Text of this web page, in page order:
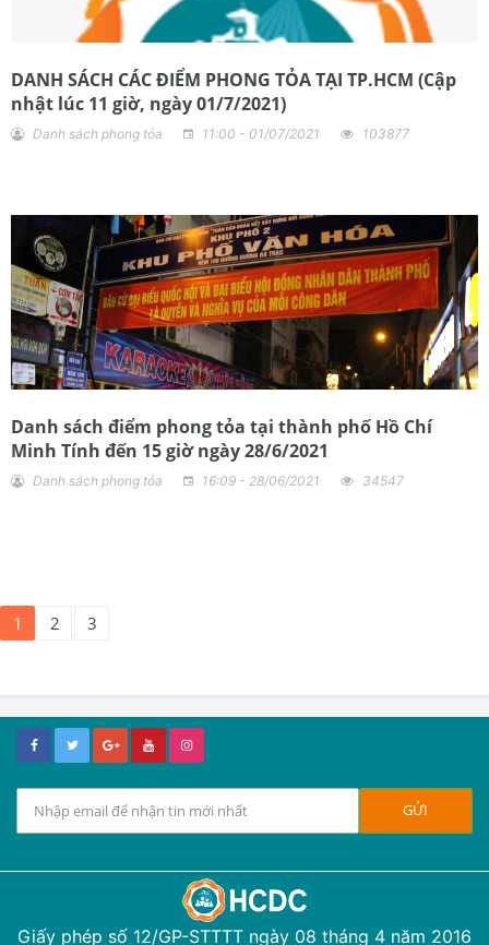
DANH SÁCH CÁC ĐIỂM PHONG TỎA TẠI TP.HCM (Cập
nhật lúc 11 giờ, ngày 01/7/2021)
Danh sách phong tỏa 11:00 - 01/07/2021 103877
Danh sách điểm phong tỏa tại thành phố Hồ Chí
Minh Tính đến 15 giờ ngày 28/6/2021
Danh sách phong tỏa 16:09 - 28/06/2021 34547
1 2 3
Giấy phép số 12/GP-STTTT ngày 08 tháng 4 năm 2016